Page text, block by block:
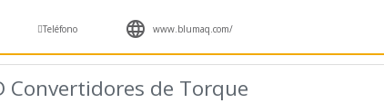
Teléfono  www.blumaq.com/
Convertidores de Torque